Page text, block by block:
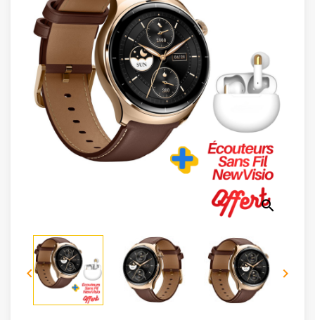
Impression
Stockage
Son-
Photos
Electroménager
Sécurité
Mobilités
Loisirs
search
 